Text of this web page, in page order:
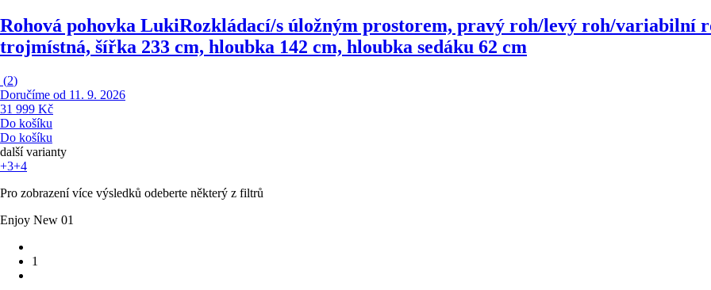
Rohová pohovka LukiRozkládací/s úložným prostorem, pravý roh/levý roh/variabilní
trojmístná, šířka 233 cm, hloubka 142 cm, hloubka sedáku 62 cm
(2)
Doručíme od 11. 9. 2026
31 999 Kč
Do košíku
Do košíku
další varianty
+3+4
Pro zobrazení více výsledků odeberte některý z filtrů
Enjoy New 01
1